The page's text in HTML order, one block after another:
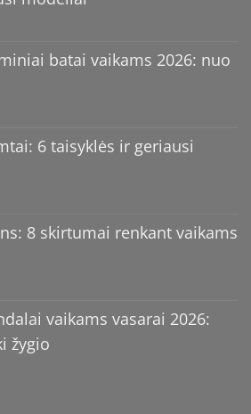
batai vaikams 2026: nuo
6 taisyklės ir geriausi
8 skirtumai renkant vaikams
vaikams vasarai 2026:
žygio